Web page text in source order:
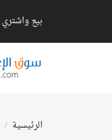
بيع واشتري
الرئيسية